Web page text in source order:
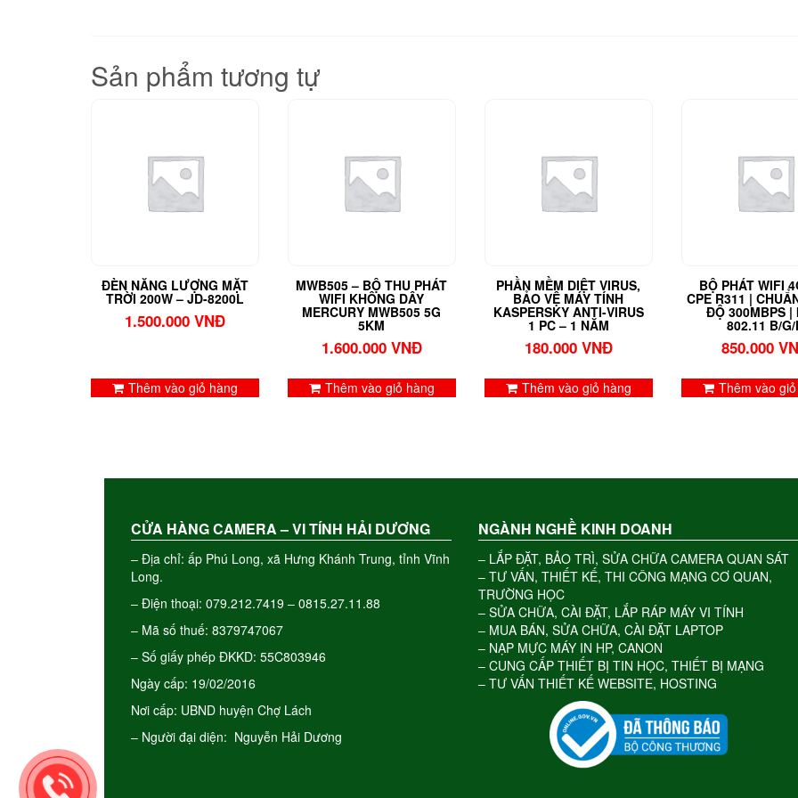
Sản phẩm tương tự
ĐÈN NĂNG LƯỢNG MẶT
TRỜI 200W – JD-8200L
1.500.000 VNĐ
Thêm vào giỏ hàng
MWB505 – BỘ THU PHÁT
WIFI KHÔNG DÂY
MERCURY MWB505 5G
5KM
1.600.000 VNĐ
Thêm vào giỏ hàng
PHẦN MỀM DIỆT VIRUS,
BẢO VỆ MÁY TÍNH
KASPERSKY ANTI-VIRUS
1 PC – 1 NĂM
180.000 VNĐ
Thêm vào giỏ hàng
BỘ PHÁT WIFI
CPE R311 |
ĐỘ 300MBPS |
802.11 B/G/
850.000
Thêm vào
CỬA HÀNG CAMERA – VI TÍNH HẢI DƯƠNG
– Địa chỉ: ấp Phú Long, xã Hưng Khánh Trung, tỉnh Vĩnh
Long.
– Điện thoại: 079.212.7419 – 0815.27.11.88
– Mã số thuế: 8379747067
– Số giấy phép ĐKKD: 55C803946
Ngày cấp: 19/02/2016
Nơi cấp: UBND huyện Chợ Lách
– Người đại diện: Nguyễn Hải Dương
NGÀNH NGHỀ KINH DOANH
– LẮP ĐẶT, BẢO TRÌ, SỬA CHỮA CAMERA QUAN SÁT
– TƯ VẤN, THIẾT KẾ, THI CÔNG MẠNG CƠ QUAN,
TRƯỜNG HỌC
– SỬA CHỮA, CÀI ĐẶT, LẮP RÁP MÁY VI TÍNH
– MUA BÁN, SỬA CHỮA, CÀI ĐẶT LAPTOP
– NẠP MỰC MÁY IN HP, CANON
– CUNG CẤP THIẾT BỊ TIN HỌC, THIẾT BỊ MẠNG
– TƯ VẤN THIẾT KẾ WEBSITE, HOSTING